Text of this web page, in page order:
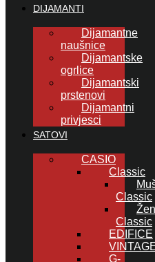
DIJAMANTI
Dijamantne
naušnice
Dijamantske
ogrlice
Dijamantski
prstenovi
Dijamantni
privjesci
SATOVI
CASIO
Classic
Classic
Classic
EDIFICE
G-